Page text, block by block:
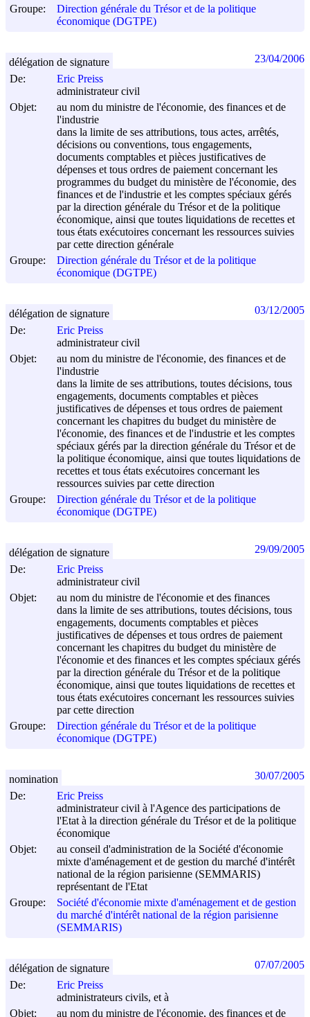
Groupe:
Direction générale du Trésor et de la politique
économique (DGTPE)
De:
Eric Preiss
administrateur civil
Objet:
au nom du ministre de l'économie, des finances et de
l'industrie
dans la limite de ses attributions, tous actes, arrêtés,
décisions ou conventions, tous engagements,
documents comptables et pièces justificatives de
dépenses et tous ordres de paiement concernant les
programmes du budget du ministère de l'économie, des
finances et de l'industrie et les comptes spéciaux gérés
par la direction générale du Trésor et de la politique
économique, ainsi que toutes liquidations de recettes et
tous états exécutoires concernant les ressources suivies
par cette direction générale
Groupe:
Direction générale du Trésor et de la politique
économique (DGTPE)
délégation de signature 23/04/2006
De:
Eric Preiss
administrateur civil
Objet:
au nom du ministre de l'économie, des finances et de
l'industrie
dans la limite de ses attributions, toutes décisions, tous
engagements, documents comptables et pièces
justificatives de dépenses et tous ordres de paiement
concernant les chapitres du budget du ministère de
l'économie, des finances et de l'industrie et les comptes
spéciaux gérés par la direction générale du Trésor et de
la politique économique, ainsi que toutes liquidations de
recettes et tous états exécutoires concernant les
ressources suivies par cette direction
Groupe:
Direction générale du Trésor et de la politique
économique (DGTPE)
délégation de signature 03/12/2005
De:
Eric Preiss
administrateur civil
Objet:
au nom du ministre de l'économie et des finances
dans la limite de ses attributions, toutes décisions, tous
engagements, documents comptables et pièces
justificatives de dépenses et tous ordres de paiement
concernant les chapitres du budget du ministère de
l'économie et des finances et les comptes spéciaux gérés
par la direction générale du Trésor et de la politique
économique, ainsi que toutes liquidations de recettes et
tous états exécutoires concernant les ressources suivies
par cette direction
Groupe:
Direction générale du Trésor et de la politique
économique (DGTPE)
délégation de signature 29/09/2005
De:
Eric Preiss
administrateur civil à l'Agence des participations de
l'Etat à la direction générale du Trésor et de la politique
économique
Objet:
au conseil d'administration de la Société d'économie
mixte d'aménagement et de gestion du marché d'intérêt
national de la région parisienne (SEMMARIS)
représentant de l'Etat
Groupe:
Société d'économie mixte d'aménagement et de gestion
du marché d'intérêt national de la région parisienne
(SEMMARIS)
nomination 30/07/2005
De:
Eric Preiss
administrateurs civils, et à
Objet:
au nom du ministre de l'économie, des finances et de
délégation de signature 07/07/2005